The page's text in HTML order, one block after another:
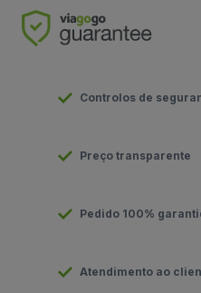
Controlos de
Preço transparente
Pedido 100%
Atendimento ao